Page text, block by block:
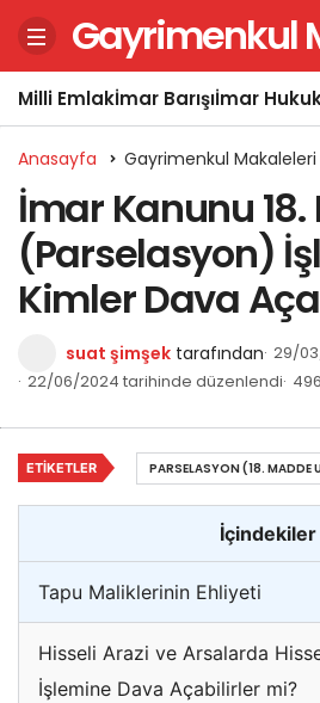
Gayrimenkul
Milli Emlakİmar Barışıİmar
Anasayfa Gayrimenkul Makaleleri
İmar Kanunu
(Parselasyon)
Kimler Dava
suat şimşek tarafından 29/
22/06/2024 tarihinde düzenlendi
İçindekiler
Tapu Maliklerinin Ehliyeti
Hisseli Arazi ve Arsalarda
İşlemine Dava Açabilirler mi?
ETIKETLER PARSELASYON (18. MADDE